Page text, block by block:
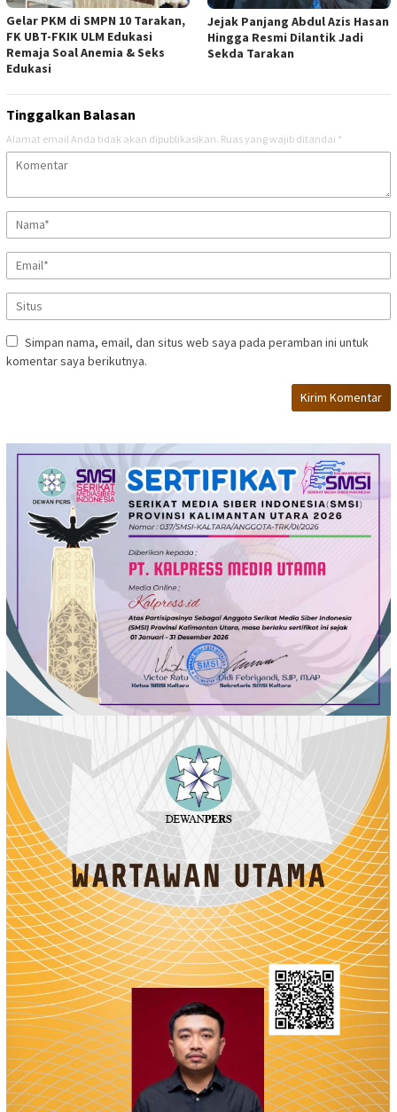
Gelar PKM di SMPN 10 Tarakan,
FK UBT-FKIK ULM Edukasi
Remaja Soal Anemia & Seks
Edukasi
Jejak Panjang Abdul Azis Hasan
Hingga Resmi Dilantik Jadi
Sekda Tarakan
Tinggalkan Balasan
Alamat email Anda tidak akan dipublikasikan. Ruas yang wajib ditandai *
Simpan nama, email, dan situs web saya pada peramban ini untuk
komentar saya berikutnya.